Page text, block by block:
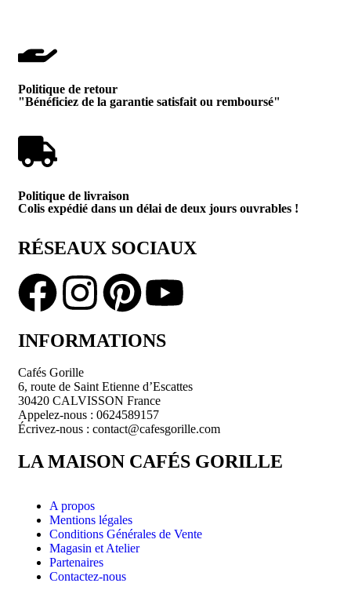
Politique de retour
"Bénéficiez de la garantie satisfait ou remboursé"
Politique de livraison
Colis expédié dans un délai de deux jours ouvrables !
RÉSEAUX SOCIAUX
INFORMATIONS
Cafés Gorille
6, route de Saint Etienne d’Escattes
30420 CALVISSON France
Appelez-nous : 0624589157
Écrivez-nous : contact@cafesgorille.com
LA MAISON CAFÉS GORILLE
A propos
Mentions légales
Conditions Générales de Vente
Magasin et Atelier
Partenaires
Contactez-nous